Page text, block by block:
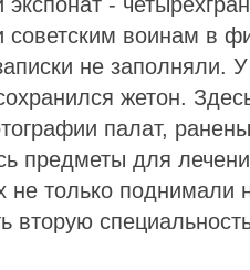
воинам в
не заполняли.
жетон.
палат,
предметы для
не только поднимали
вторую